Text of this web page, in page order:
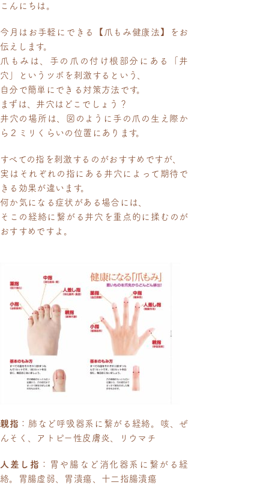
こんにちは。
今月はお手軽にできる【爪もみ健康法】をお
伝えします。
爪もみは、手の爪の付け根部分にある「井
穴」というツボを刺激するという、
自分で簡単にできる対策方法です。
まずは、井穴はどこでしょう？
井穴の場所は、図のように手の爪の生え際か
ら２ミリくらいの位置にあります。
すべての指を刺激するのがおすすめですが、
実はそれぞれの指にある井穴によって期待で
きる効果が違います。
何か気になる症状がある場合には、
そこの経絡に繋がる井穴を重点的に揉むのが
おすすめですよ。
親指 ：肺など呼吸器系に繋がる経絡。咳、ぜ
んそく、アトピー性皮膚炎、リウマチ
人差し指 ：胃や腸など消化器系に繋がる経
絡。胃腸虚弱、胃潰瘍、十二指腸潰瘍